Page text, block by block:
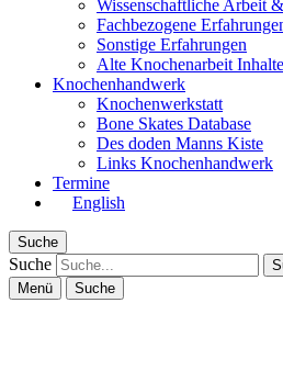
Wissenschaftliche Arbeit
Fachbezogene
Sonstige Erfahrungen
Alte Knochenarbeit Inhalte
Knochenhandwerk
Knochenwerkstatt
Bone Skates Database
Des doden Manns Kiste
Links Knochenhandwerk
Termine
English
Suche
Suche
Menü Suche